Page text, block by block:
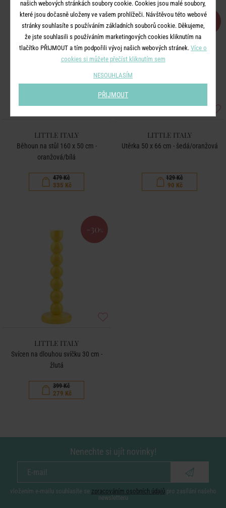
-30%
LITTLE ITALY
Běhoun na stůl 160 x 50 cm -
oranžová/bílá
479 Kč
335 Kč
-30
LITTLE ITALY
Utěrka 50 x 66 cm - šedá/oranžová
129 Kč
90 Kč
-30 %
LITTLE ITALY
Svícen na dlouhou svíčku 30 cm -
žlutá
399 Kč
279 Kč
Nenechte si ujít novinky!
vložením e-mailu souhlasíte se zpracováním osobních údajů pro zasílání našeho
newsletteru
našich webových stránkách soubory cookie. Cookies jsou malé soubory,
které jsou dočasně uloženy ve vašem prohlížeči. Návštěvou této webové
stránky souhlasíte s používáním základních souborů cookie. Děkujeme,
že jste souhlasili s používáním marketingových cookies kliknutím na
tlačítko PŘIJMOUT a tím podpořili vývoj našich webových stránek. Více o
cookies si můžete přečíst kliknutím sem
NESOUHLASÍM
PŘIJMOUT